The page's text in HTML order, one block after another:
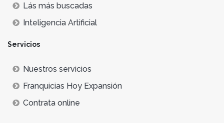
Lás más buscadas
Inteligencia Artificial
Servicios
Nuestros servicios
Franquicias Hoy Expansión
Contrata online